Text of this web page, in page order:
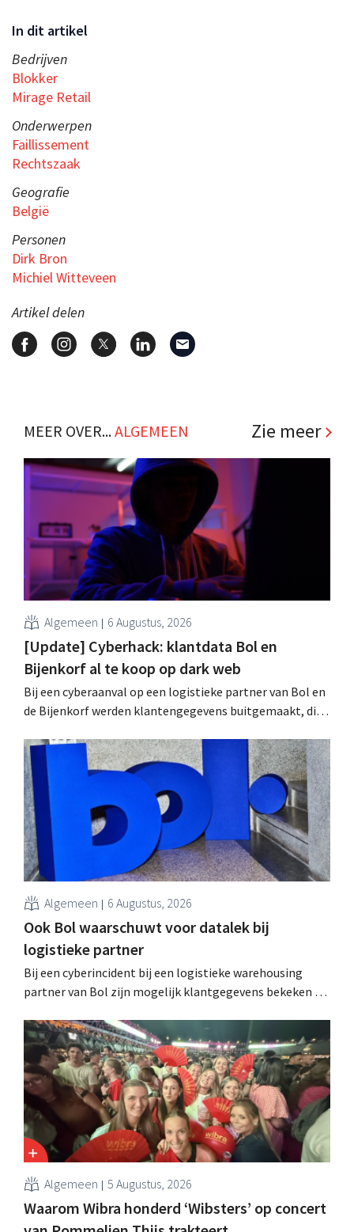
In dit artikel
Bedrijven
Blokker
Mirage Retail
Onderwerpen
Faillissement
Rechtszaak
Geografie
België
Personen
Dirk Bron
Michiel Witteveen
Artikel delen
MEER OVER...ALGEMEEN Zie meer
Algemeen 6 Augustus, 2026
[Update] Cyberhack: klantdata Bol en
Bijenkorf al te koop op dark web
Bij een cyberaanval op een logistieke partner van Bol en
de Bijenkorf werden klantengegevens buitgemaakt, die
De retailers roepen klanten op alert te zijn voor
phishing.
Algemeen 6 Augustus, 2026
Ook Bol waarschuwt voor datalek bij
logistieke partner
Bij een cyberincident bij een logistieke warehousing
partner van Bol zijn mogelijk klantgegevens bekeken of
waarvoor de Bijenkorf ook al waarschuwde.
Algemeen 5 Augustus, 2026
Waarom Wibra honderd ‘Wibsters’ op concert